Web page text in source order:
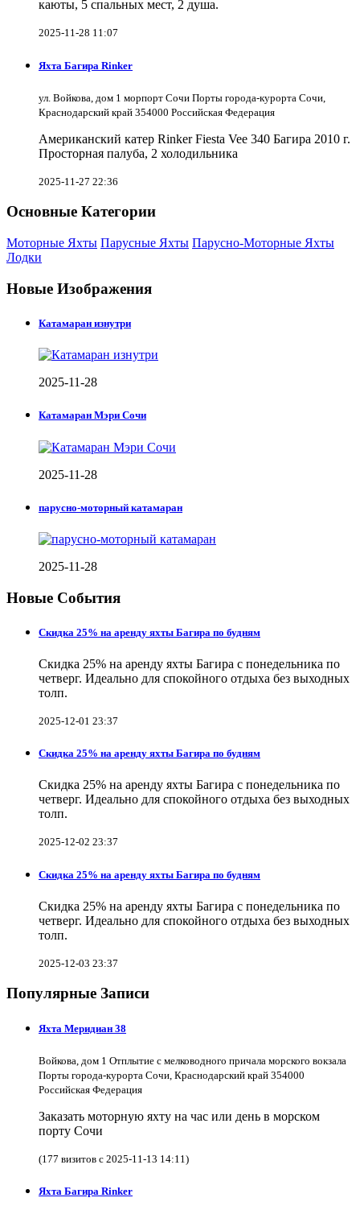
каюты, 5 спальных мест, 2 душа.
2025-11-28 11:07
Яхта Багира Rinker
ул. Войкова, дом 1 морпорт Сочи Порты города-курорта Сочи,
Краснодарский край 354000 Российская Федерация
Американский катер Rinker Fiesta Vee 340 Багира 2010 г.
Просторная палуба, 2 холодильника
2025-11-27 22:36
Основные Категории
Моторные Яхты Парусные Яхты Парусно-Моторные Яхты
Лодки
Новые Изображения
Катамаран изнутри
2025-11-28
Катамаран Мэри Сочи
2025-11-28
парусно-моторный катамаран
2025-11-28
Новые События
Скидка 25% на аренду яхты Багира по будням
Скидка 25% на аренду яхты Багира с понедельника по
четверг. Идеально для спокойного отдыха без выходных
толп.
2025-12-01 23:37
Скидка 25% на аренду яхты Багира по будням
Скидка 25% на аренду яхты Багира с понедельника по
четверг. Идеально для спокойного отдыха без выходных
толп.
2025-12-02 23:37
Скидка 25% на аренду яхты Багира по будням
Скидка 25% на аренду яхты Багира с понедельника по
четверг. Идеально для спокойного отдыха без выходных
толп.
2025-12-03 23:37
Популярные Записи
Яхта Меридиан 38
Войкова, дом 1 Отплытие с мелководного причала морского вокзала
Порты города-курорта Сочи, Краснодарский край 354000
Российская Федерация
Заказать моторную яхту на час или день в морском
порту Сочи
(177 визитов с 2025-11-13 14:11)
Яхта Багира Rinker